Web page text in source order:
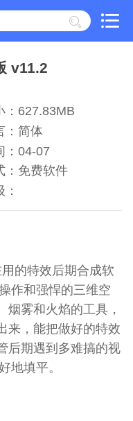
v11.2
：627.83MB
：简体
：04-07
：免费软件
：
的特效后期合成软
作和强悍的三维空
烟雾和火焰的工具，
来，能把做好的特效
后期遇到多难搞的视
地填平。